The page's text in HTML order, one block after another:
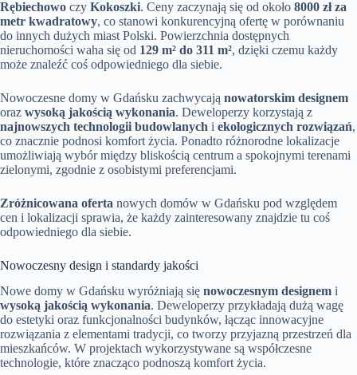
Rębiechowo czy Kokoszki. Ceny zaczynają się od około 8000 zł za
metr kwadratowy, co stanowi konkurencyjną ofertę w porównaniu
do innych dużych miast Polski. Powierzchnia dostępnych
nieruchomości waha się od 129 m² do 311 m², dzięki czemu każdy
może znaleźć coś odpowiedniego dla siebie.
Nowoczesne domy w Gdańsku zachwycają nowatorskim designem
oraz wysoką jakością wykonania. Deweloperzy korzystają z
najnowszych technologii budowlanych i ekologicznych rozwiązań,
co znacznie podnosi komfort życia. Ponadto różnorodne lokalizacje
umożliwiają wybór między bliskością centrum a spokojnymi terenami
zielonymi, zgodnie z osobistymi preferencjami.
Zróżnicowana oferta nowych domów w Gdańsku pod względem
cen i lokalizacji sprawia, że każdy zainteresowany znajdzie tu coś
odpowiedniego dla siebie.
Nowoczesny design i standardy jakości
Nowe domy w Gdańsku wyróżniają się nowoczesnym designem i
wysoką jakością wykonania. Deweloperzy przykładają dużą wagę
do estetyki oraz funkcjonalności budynków, łącząc innowacyjne
rozwiązania z elementami tradycji, co tworzy przyjazną przestrzeń dla
mieszkańców. W projektach wykorzystywane są współczesne
technologie, które znacząco podnoszą komfort życia.